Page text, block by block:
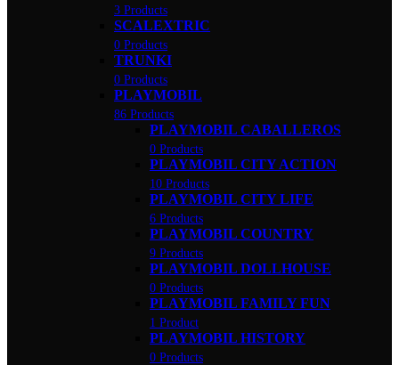
3 Products
SCALEXTRIC
0 Products
TRUNKI
0 Products
PLAYMOBIL
86 Products
PLAYMOBIL CABALLEROS
0 Products
PLAYMOBIL CITY ACTION
10 Products
PLAYMOBIL CITY LIFE
6 Products
PLAYMOBIL COUNTRY
9 Products
PLAYMOBIL DOLLHOUSE
0 Products
PLAYMOBIL FAMILY FUN
1 Product
PLAYMOBIL HISTORY
0 Products